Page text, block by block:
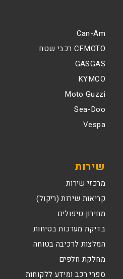
Can-Am
CFMOTO רכבי שטח
GASGAS
KYMCO
Moto Guzzi
Sea-Doo
Vespa
שירות
מרכזי שירות
קריאות שירות (ריקול)
מחירון טיפולים
בדיקת מערכות בטיחות
המלצות לרכיבה בטוחה
מחלקת חלפים
ספרי רכב ומידע ללקוחות